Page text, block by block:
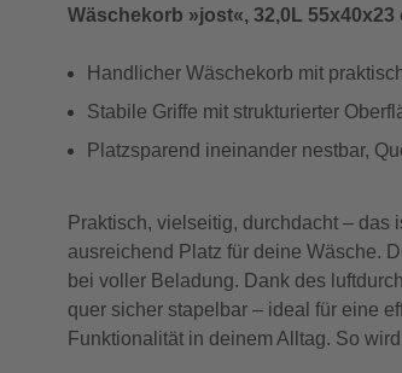
Wäschekorb »jost«, 32,0L
Handlicher Wäschekorb mit
Stabile Griffe mit strukturierter
Platzsparend ineinander nestbar,
Praktisch, vielseitig, durchdacht –
ausreichend Platz für deine Wäsche.
bei voller Beladung. Dank des
quer sicher stapelbar – ideal für eine
Funktionalität in deinem Alltag. So